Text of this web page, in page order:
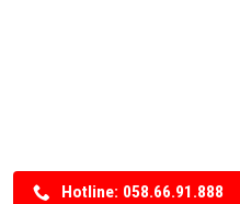
Hotline: 058.66.91.888